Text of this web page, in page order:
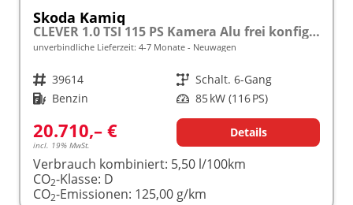
Skoda Kamiq
CLEVER 1.0 TSI 115 PS Kamera Alu frei konfigurierbar!
unverbindliche Lieferzeit: 4-7 Monate Neuwagen
Fahrzeugnr. 39614 Getriebe Schalt. 6-Gang
Kraftstoff Benzin Leistung 85 kW (116 PS)
20.710,– €
incl. 19% MwSt.
Details
Verbrauch kombiniert: 5,50 l/100km
CO2-Klasse: D
CO2-Emissionen: 125,00 g/km